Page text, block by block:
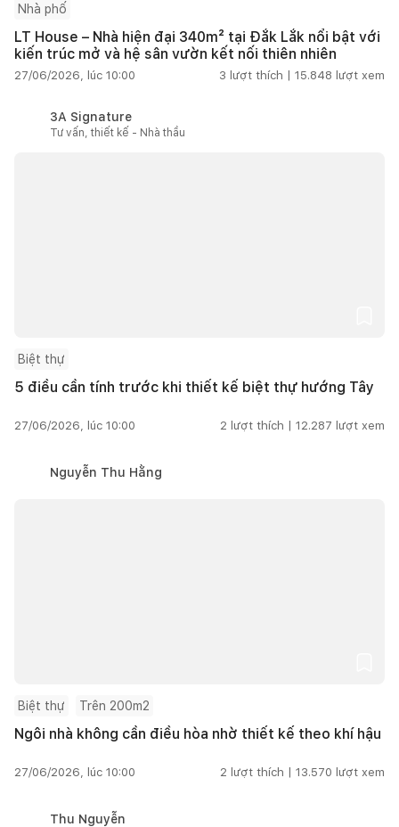
Nhà phố
LT House – Nhà hiện đại 340m² tại Đắk Lắk nổi bật với
kiến trúc mở và hệ sân vườn kết nối thiên nhiên
27/06/2026, lúc 10:00 3 lượt thích | 15.848 lượt xem
3A Signature
Tư vấn, thiết kế - Nhà thầu
Biệt thự
5 điều cần tính trước khi thiết kế biệt thự hướng Tây
27/06/2026, lúc 10:00 2 lượt thích | 12.287 lượt xem
Nguyễn Thu Hằng
Biệt thự Trên 200m2
Ngôi nhà không cần điều hòa nhờ thiết kế theo khí hậu
27/06/2026, lúc 10:00 2 lượt thích | 13.570 lượt xem
Thu Nguyễn